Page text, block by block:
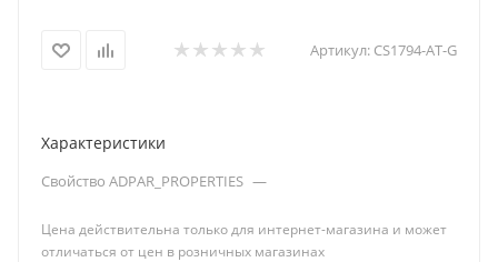
Артикул: CS1794-AT-G
Характеристики
Свойство ADPAR_PROPERTIES —
Цена действительна только для интернет-магазина и может
отличаться от цен в розничных магазинах